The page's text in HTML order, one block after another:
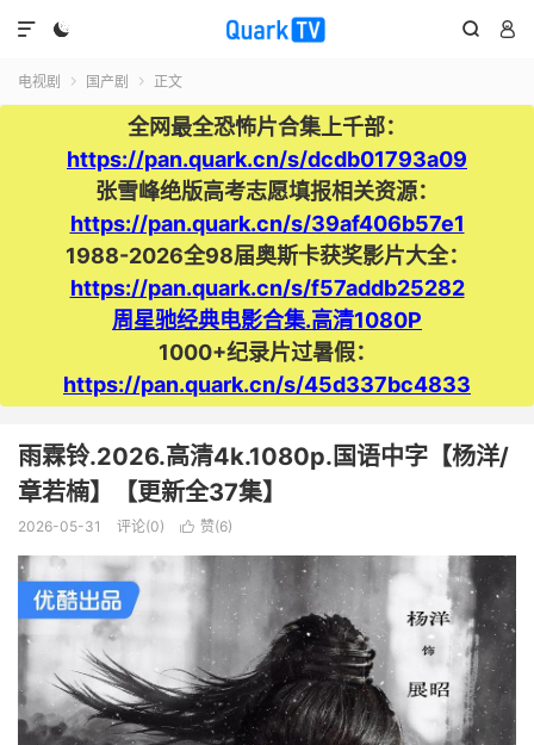
  

电视剧  国产剧  正文
全网最全恐怖片合集上千部：
https://pan.quark.cn/s/dcdb01793a09
张雪峰绝版高考志愿填报相关资源：
https://pan.quark.cn/s/39af406b57e1
1988-2026全98届奥斯卡获奖影片大全：
https://pan.quark.cn/s/f57addb25282
周星驰经典电影合集.高清1080P
1000+纪录片过暑假：
https://pan.quark.cn/s/45d337bc4833
雨霖铃.2026.高清4k.1080p.国语中字【杨洋/
章若楠】【更新全37集】
2026-05-31 评论(0)  赞(6)